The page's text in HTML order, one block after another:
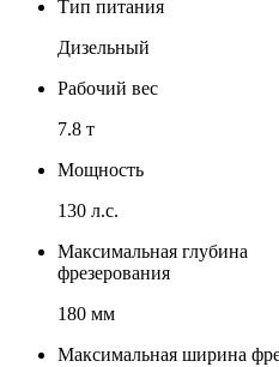
Тип питания
Дизельный
Рабочий вес
7.8 т
Мощность
130 л.с.
Максимальная глубина
фрезерования
180 мм
Максимальная ширина